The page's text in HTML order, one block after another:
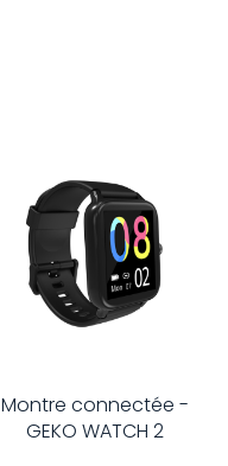
Montre connectée -
GEKO WATCH 2